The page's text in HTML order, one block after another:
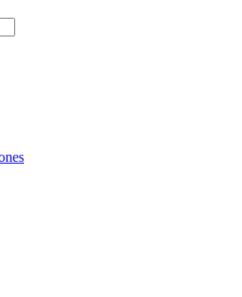
comunidad, Alta Gracia,